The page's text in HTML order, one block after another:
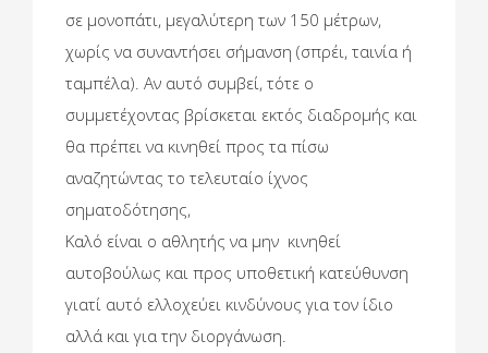
σε μονοπάτι, μεγαλύτερη των 150 μέτρων,
χωρίς να συναντήσει σήμανση (σπρέι, ταινία ή
ταμπέλα). Αν αυτό συμβεί, τότε ο
συμμετέχοντας βρίσκεται εκτός διαδρομής και
θα πρέπει να κινηθεί προς τα πίσω
αναζητώντας το τελευταίο ίχνος
σηματοδότησης,
Καλό είναι ο αθλητής να μην κινηθεί
αυτοβούλως και προς υποθετική κατεύθυνση
γιατί αυτό ελλοχεύει κινδύνους για τον ίδιο
αλλά και για την διοργάνωση.